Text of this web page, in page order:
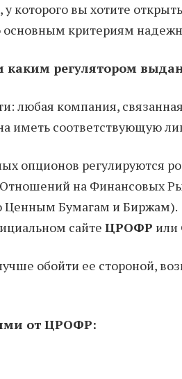
которого вы хотите
основным критериям
каким регулятором
любая компания,
иметь соответствующую
опционов регулируются
на Финансовых
Ценным Бумагам и Биржам).
сайте ЦРОФР или
обойти ее стороной,
от ЦРОФР: